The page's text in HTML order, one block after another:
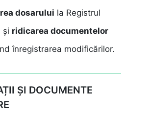
dosarului la Registrul
și ridicarea documentelor
înregistrarea modificărilor.
ȘI DOCUMENTE